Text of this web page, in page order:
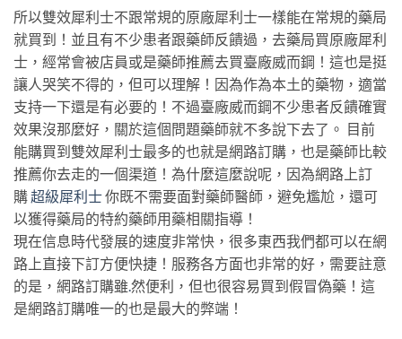
所以雙效犀利士不跟常規的原廠犀利士一樣能在常規的藥局
就買到！並且有不少患者跟藥師反饋過，去藥局買原廠犀利
士，經常會被店員或是藥師推薦去買臺廠威而鋼！這也是挺
讓人哭笑不得的，但可以理解！因為作為本土的藥物，適當
支持一下還是有必要的！不過臺廠威而鋼不少患者反饋確實
效果沒那麼好，關於這個問題藥師就不多說下去了。 目前
能購買到雙效犀利士最多的也就是網路訂購，也是藥師比較
推薦你去走的一個渠道！為什麼這麼說呢，因為網路上訂
購超級犀利士你既不需要面對藥師醫師，避免尷尬，還可
以獲得藥局的特約藥師用藥相關指導！
現在信息時代發展的速度非常快，很多東西我們都可以在網
路上直接下訂方便快捷！服務各方面也非常的好，需要註意
的是，網路訂購雖.然便利，但也很容易買到假冒偽藥！這
是網路訂購唯一的也是最大的弊端！